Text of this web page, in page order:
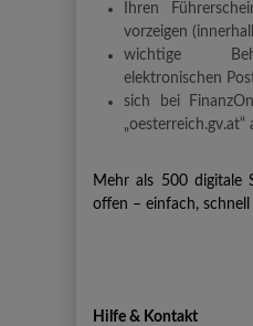
Ihren
vorzeigen
wichtige
elektronischen
sich bei
„oesterreich.gv.at“
Mehr als 500 digitale
offen – einfach, schnell
Hilfe & Kontakt